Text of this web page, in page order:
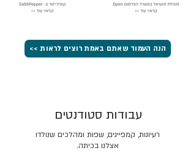
הנה העמוד שאתם באמת רוצים לראות >>
רעיונות, קמפיינים, שפות ומהלכים שנולדו
אצלנו בכיתה.
עבודות סטודנטים